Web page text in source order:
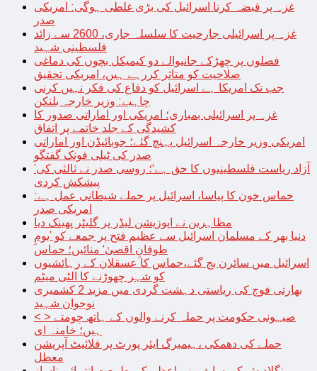
غزہ پر قبضہ کرنا اسرائیل کی بڑی غلطی ہوگی: امریکی
صدر
غزہ پر اسرائیلی جارحیت کا سلسلہ جاری، 2600 سے زائد
فلسطینی شہید
فصلوں پر چھڑکے جانیوالے دو کیمیکل بچوں کی دماغی
صلاحیت کو متاثر کررہے ہیں، امریکی تحقیق
جب تک امریکا ہے اسرائیل کو دفاع کی فکر نہیں کرنی
چاہیے: وزیر خارجہ بلنکن
غزہ پر اسرائیلی بمباری؛ امریکی اور اماراتی صدور کا
کشیدگی کے جلد خاتمے پر اتفاق
امریکی وزیر خارجہ اسرائیل پہنچ گئے؛ جوبائیڈن اور اماراتی
صدر کی ٹیلی فونک گفتگو
’آزاد ریاست فلسطینیوں کا حق ہے‘؛ روسی صدر نے ثالثی کی
پیشکش کردی
حماس خون کا پیاسا، اسرائیل پر حملے شیطانی عمل ہے:
امریکی صدر
مظاہرین نے اپوزیشن لیڈر پر گلیٹر پھینک دیا
دنیا بھر کے مسلمان اسرائیل سے عظیم فتح پر جمعے کو ’یومِ
طوفانِ اقصیٰ‘ منائیں؛ حماس
اسرائیل میں سائرن بج گئے،حماس کا عسقلان کے رہائشیوں
کو شہر چھوڑنے کا الٹی میٹم
بھارتی فوج کی ریاستی دہشت گردی میں مزید 2 کشمیری
نوجوان شہید
< > صیہونی حکومت پر حملہ کرنے والوں کے ہاتھ چومتے
ہیں؛ خامنہ ای
حملے کی دھمکی ،ہیمبرگ ایئر پورٹ پر فلائیٹ آپریشن
معطل